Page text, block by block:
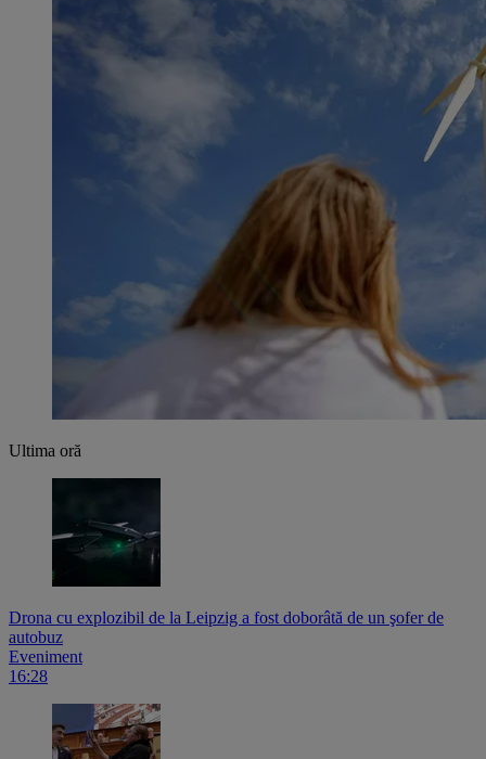
Ultima oră
Drona cu explozibil de la Leipzig a fost doborâtă de un şofer de
autobuz
Eveniment
16:28